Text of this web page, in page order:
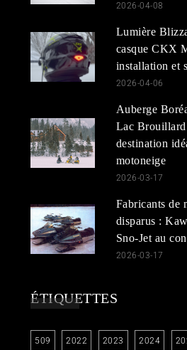
2026-04-08
Lumière
casque CKX
installation et
2026-04-06
Auberge
Lac
destination
motoneige
2026-03-17
Fabricants de
disparus :
Sno-Jet au
2026-03-17
ÉTIQUETTES
509 2022 2023 2024